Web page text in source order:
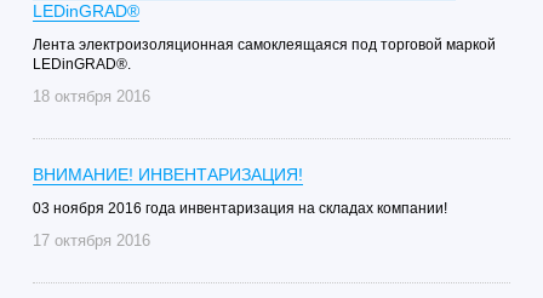
LEDinGRAD®
Лента электроизоляционная самоклеящаяся под торговой маркой
LEDinGRAD®.
18 октября 2016
ВНИМАНИЕ! ИНВЕНТАРИЗАЦИЯ!
03 ноября 2016 года инвентаризация на складах компании!
17 октября 2016